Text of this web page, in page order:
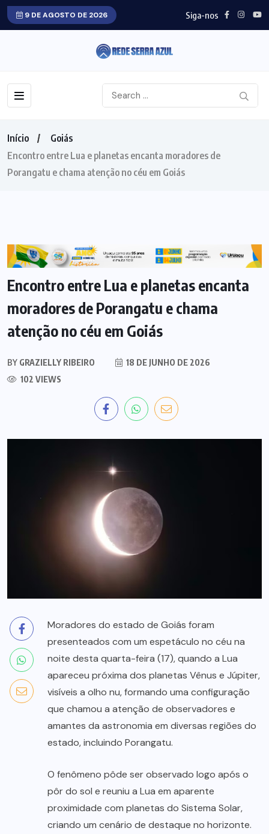
9 DE AGOSTO DE 2026 Siga-nos
Início
Goiás
Encontro entre Lua e planetas encanta moradores de
Porangatu e chama atenção no céu em Goiás
GOIÁS ASTRONOMIA
Encontro entre Lua e planetas encanta
moradores de Porangatu e chama
atenção no céu em Goiás
BY GRAZIELLY RIBEIRO
18 DE JUNHO DE 2026
102 VIEWS
Moradores do estado de Goiás foram
presenteados com um espetáculo no céu na
noite desta quarta-feira (17), quando a Lua
apareceu próxima dos planetas Vênus e Júpiter,
visíveis a olho nu, formando uma configuração
que chamou a atenção de observadores e
amantes da astronomia em diversas regiões do
estado, incluindo Porangatu.
O fenômeno pôde ser observado logo após o
pôr do sol e reuniu a Lua em aparente
proximidade com planetas do Sistema Solar,
criando um cenário de destaque no horizonte.